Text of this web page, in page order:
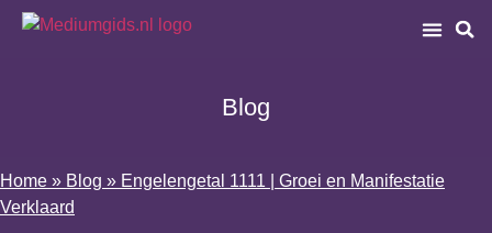
Blog
Home » Blog » Engelengetal 1111 | Groei en Manifestatie
Verklaard